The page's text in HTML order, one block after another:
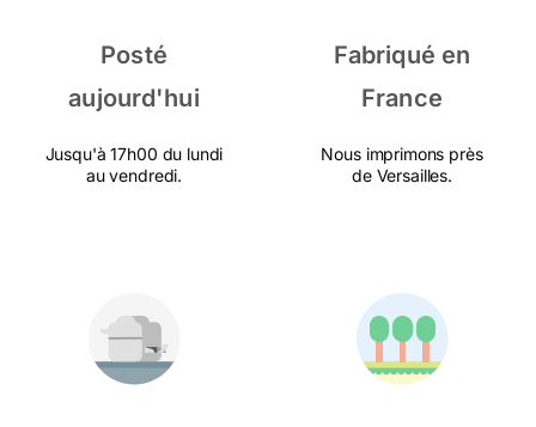
Posté
aujourd'hui
Jusqu'à 17h00 du lundi
au vendredi.
Fabriqué en
France
Nous imprimons près
de Versailles.